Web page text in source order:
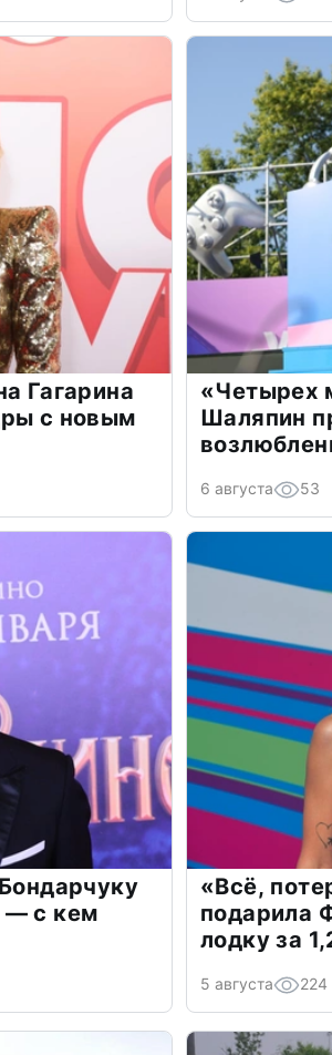
Гагарина
с новым
«Четырех
Шаляпин
6 августа 53
— с кем
«Всё,
подарила
лодку за
5 августа 224